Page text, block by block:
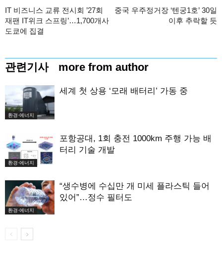
IT 비즈니스 교류 전시회 ’27회
재팬 IT위크 스프링’…1,700개사
도쿄에 집결
중국 우주정거장 ‘텐궁1호’ 30일
이후 추락할 듯
관련기사 more from author
환경·에너지
세계 첫 상용 ‘모래 배터리’ 가동 중
환경·에너지
포항공대, 1회 충전 1000km 주행 가능 배
터리 기술 개발
환경·에너지
“생수병에 수십만 개 미세 플라스틱 들어
있어”…정수 필터도